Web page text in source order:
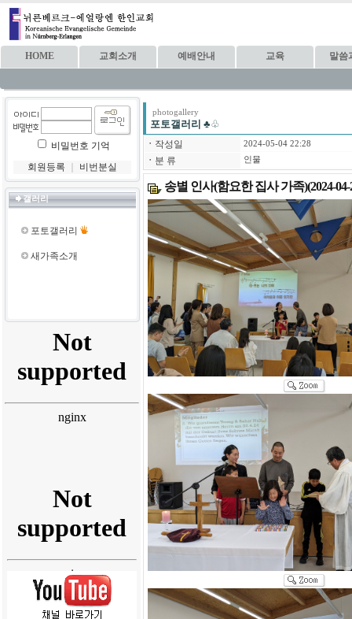
HOME 교회소개 예배안내 교육 말씀
비밀번호 기억
회원등록
비번분실
갤러리
포토갤러리
새가족소개
photogallery
포토갤러리 ♣♧
ㆍ 작성일 2024-05-04 22:28
ㆍ 분 류 인물
송별 인사(함요한 집사 가족)(2024-04-